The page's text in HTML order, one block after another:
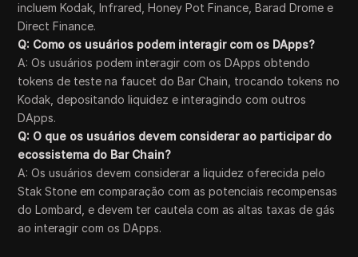
incluem Kodak, Infrared, Honey Pot Finance, Barad Drome e
Direct Finance.
Q: Como os usuários podem interagir com os DApps?
A: Os usuários podem interagir com os DApps obtendo
tokens de teste na faucet do Bar Chain, trocando tokens no
Kodak, depositando liquidez e interagindo com outros
DApps.
Q: O que os usuários devem considerar ao participar do
ecossistema do Bar Chain?
A: Os usuários devem considerar a liquidez oferecida pelo
Stak Stone em comparação com as potenciais recompensas
do Lombard, e devem ter cautela com as altas taxas de gás
ao interagir com os DApps.